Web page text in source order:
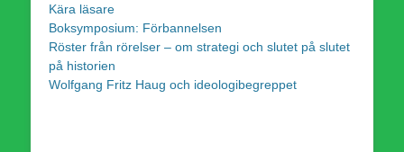
Kära läsare
Boksymposium: Förbannelsen
Röster från rörelser – om strategi och slutet på slutet
på historien
Wolfgang Fritz Haug och ideologibegreppet